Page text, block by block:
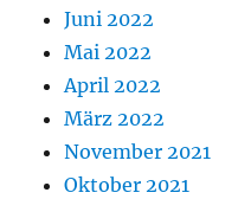
Juni 2022
Mai 2022
April 2022
März 2022
November 2021
Oktober 2021